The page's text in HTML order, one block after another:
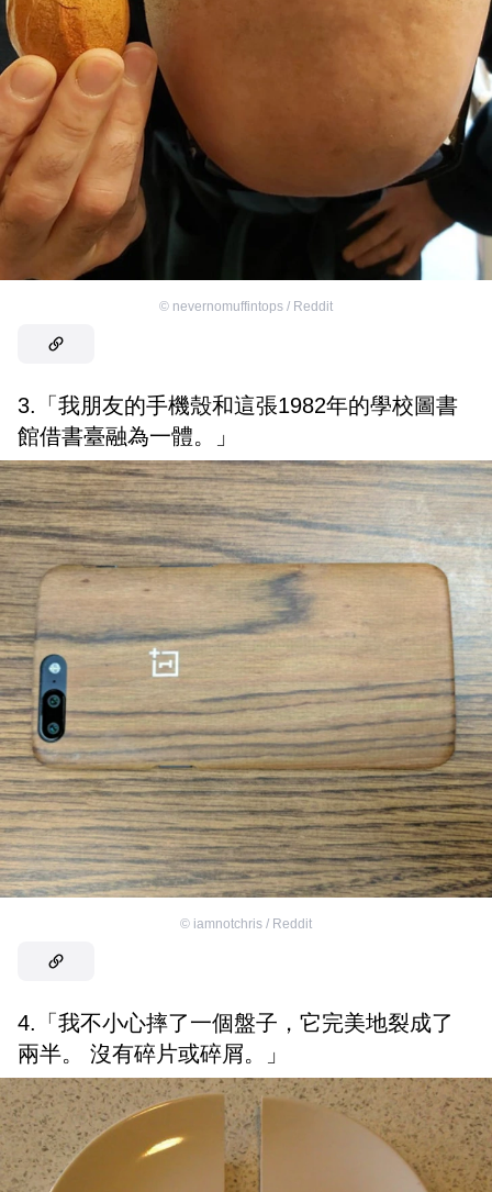
© nevernomuffintops / Reddit
3.「我朋友的手機殼和這張1982年的學校圖書
館借書臺融為一體。」
© iamnotchris / Reddit
4.「我不小心摔了一個盤子，它完美地裂成了
兩半。 沒有碎片或碎屑。」